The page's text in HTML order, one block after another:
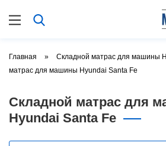
Главная Складной матрас для машины
матрас для машины Hyundai Santa Fe
Складной матрас для
Hyundai Santa Fe